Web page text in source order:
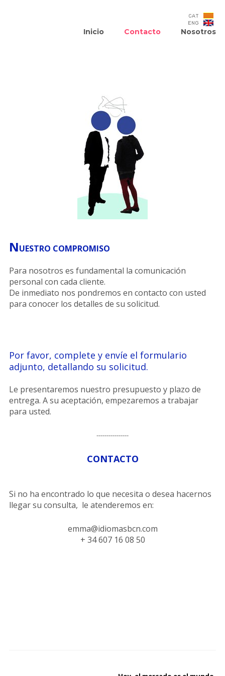
Inicio Contacto Nosotros
NUESTRO COMPROMISO
Para nosotros es fundamental la comunicación
personal con cada cliente.
De inmediato nos pondremos en contacto con usted
para conocer los detalles de su solicitud.
Por favor, complete y envíe el formulario
adjunto, detallando su solicitud.
Le presentaremos nuestro presupuesto y plazo de
entrega. A su aceptación, empezaremos a trabajar
para usted.
----------------
CONTACTO
Si no ha encontrado lo que necesita o desea hacernos
llegar su consulta, le atenderemos en:
emma@idiomasbcn.com
+ 34 607 16 08 50